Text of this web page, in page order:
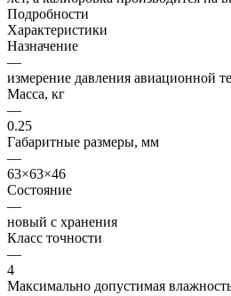
Подробности
Характеристики
Назначение
—
измерение давления авиационной
Масса, кг
—
0.25
Габаритные размеры, мм
—
63×63×46
Состояние
—
новый с хранения
Класс точности
—
4
Максимально допустимая